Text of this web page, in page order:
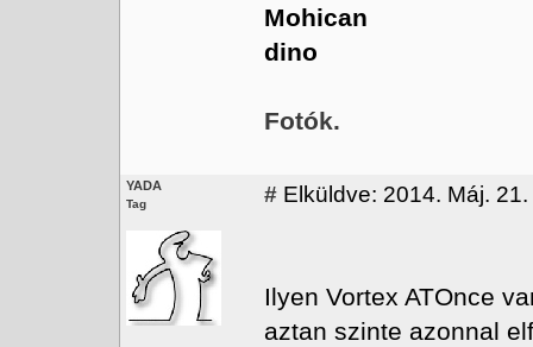
Mohican
dino
Fotók.
YADA
Tag # Elküldve: 2014. Máj.
Ilyen Vortex ATOnce
aztan szinte azonnal